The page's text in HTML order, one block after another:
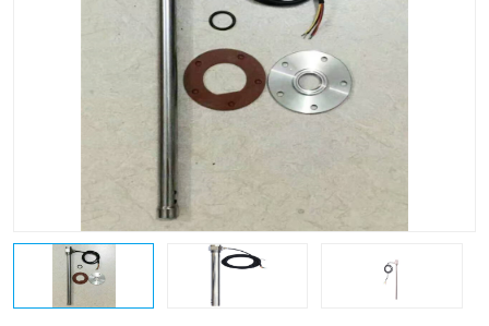
液位计传感器定制
物位计
锅炉水位计
智能锅炉水位计 电容液位计
流量仪表